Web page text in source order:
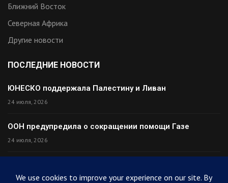
Ближний Восток
Северная Африка
Другие новости
ПОСЛЕДНИЕ НОВОСТИ
ЮНЕСКО поддержала Палестину и Ливан
24 июля, 2026
ООН предупредила о сокращении помощи Газе
24 июля, 2026
24 июля, 2026